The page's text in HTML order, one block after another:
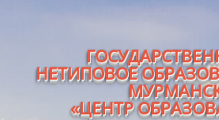
НЕТИПОВОЕ
«ЦЕНТР